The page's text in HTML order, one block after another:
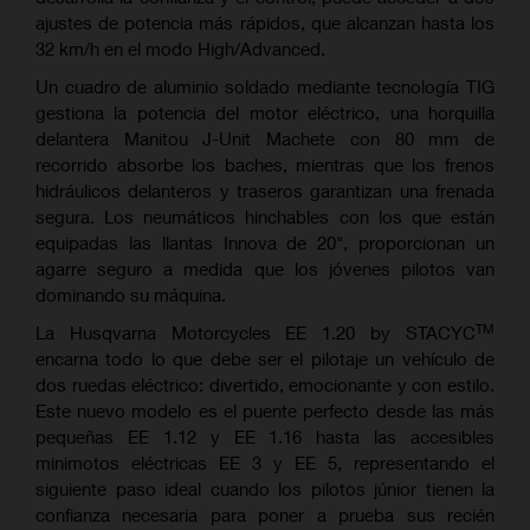
ajustes de potencia más rápidos, que alcanzan hasta los
32 km/h en el modo High/Advanced.
Un cuadro de aluminio soldado mediante tecnología TIG
gestiona la potencia del motor eléctrico, una horquilla
delantera Manitou J-Unit Machete con 80 mm de
recorrido absorbe los baches, mientras que los frenos
hidráulicos delanteros y traseros garantizan una frenada
segura. Los neumáticos hinchables con los que están
equipadas las llantas Innova de 20", proporcionan un
agarre seguro a medida que los jóvenes pilotos van
dominando su máquina.
La Husqvarna Motorcycles EE 1.20 by STACYCTM
encarna todo lo que debe ser el pilotaje un vehículo de
dos ruedas eléctrico: divertido, emocionante y con estilo.
Este nuevo modelo es el puente perfecto desde las más
pequeñas EE 1.12 y EE 1.16 hasta las accesibles
minimotos eléctricas EE 3 y EE 5, representando el
siguiente paso ideal cuando los pilotos júnior tienen la
confianza necesaria para poner a prueba sus recién